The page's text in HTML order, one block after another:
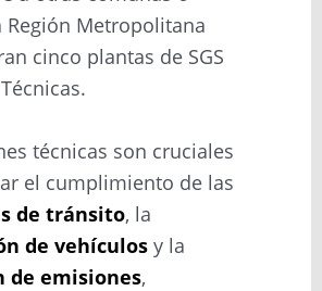
Región Metropolitana
cinco plantas de SGS
técnicas son cruciales
el cumplimiento de las
de tránsito, la
de vehículosy la
de emisiones,